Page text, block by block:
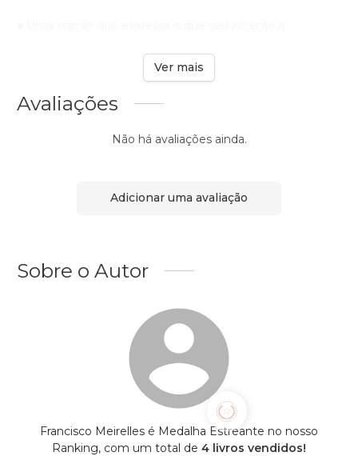
Ver mais
Avaliações
Não há avaliações ainda.
Adicionar uma avaliação
Sobre o Autor
Francisco Meirelles é Medalha Estreante no nosso
Ranking, com um total de 4 livros vendidos!